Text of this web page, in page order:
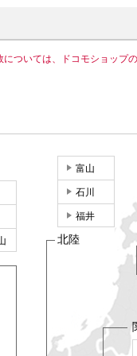
については、ドコモショップ
富山
石川
福井
北陸